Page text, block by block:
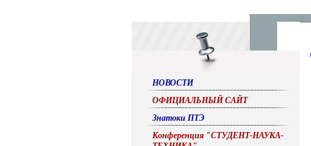
НОВОСТИ
ОФИЦИАЛЬНЫЙ САЙТ
Знатоки ПТЭ
Конференция "СТУДЕНТ-НАУКА-